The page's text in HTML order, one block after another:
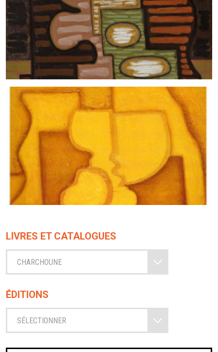
LIVRES ET CATALOGUES
CHARCHOUNE
ÉDITIONS
SÉLECTIONNER